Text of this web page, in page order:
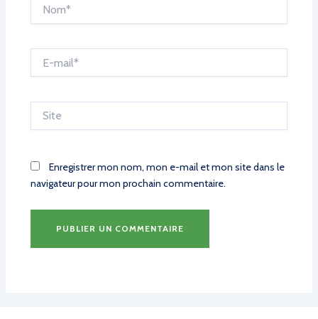
mail*
Enregistrer mon nom, mon e-mail et mon site dans le
navigateur pour mon prochain commentaire.